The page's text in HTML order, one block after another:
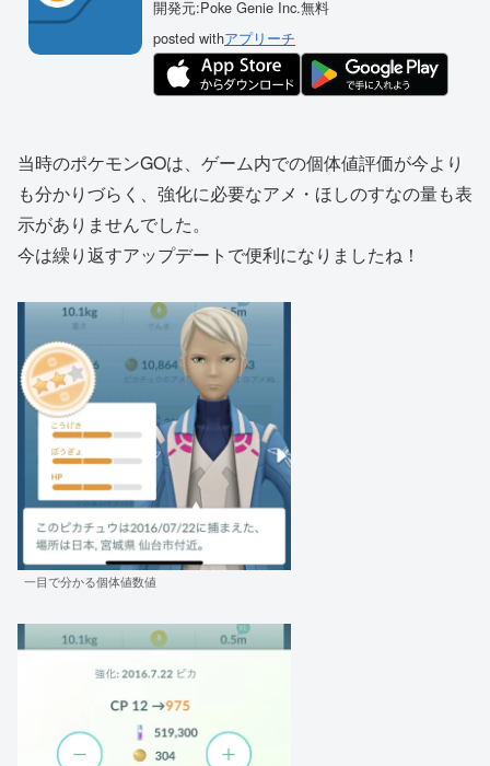
開発元:Poke Genie Inc.無料
posted withアプリーチ
当時のポケモンGOは、ゲーム内での個体値評価が今より
も分かりづらく、強化に必要なアメ・ほしのすなの量も表
示がありませんでした。
今は繰り返すアップデートで便利になりましたね！
一目で分かる個体値数値